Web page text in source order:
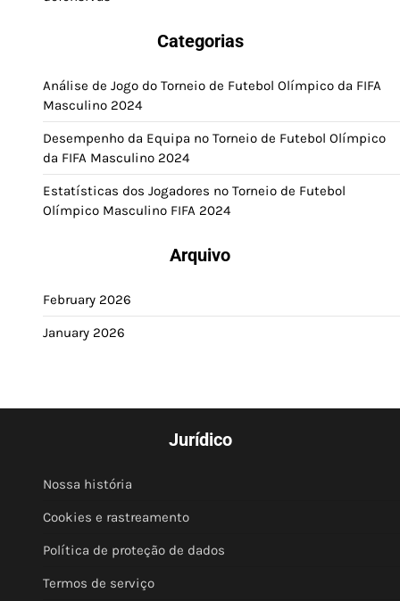
Categorias
Análise de Jogo do Torneio de Futebol Olímpico da FIFA
Masculino 2024
Desempenho da Equipa no Torneio de Futebol Olímpico
da FIFA Masculino 2024
Estatísticas dos Jogadores no Torneio de Futebol
Olímpico Masculino FIFA 2024
Arquivo
February 2026
January 2026
Jurídico
Nossa história
Cookies e rastreamento
Política de proteção de dados
Termos de serviço